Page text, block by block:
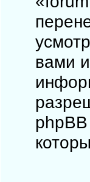
вами